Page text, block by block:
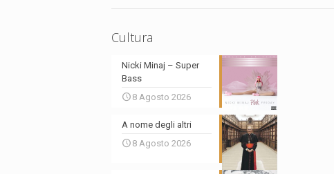
Cultura
Nicki Minaj – Super
Bass
8 Agosto 2026
A nome degli altri
8 Agosto 2026